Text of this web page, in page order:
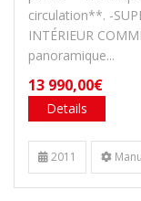
circulation**. -
INTÉRIEUR
panoramique...
13 990,00€
Details
2011